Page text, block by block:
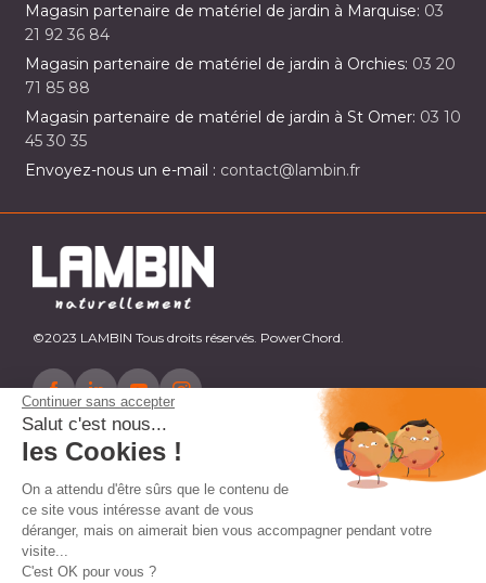
Continuer sans accepter
Salut c'est nous...
les Cookies !
On a attendu d'être sûrs que le contenu de
ce site vous intéresse avant de vous
déranger, mais on aimerait bien vous accompagner pendant votre
visite...
C'est OK pour vous ?
Magasin partenaire de matériel de jardin à Marquise: 03
21 92 36 84
Magasin partenaire de matériel de jardin à Orchies: 03 20
71 85 88
Magasin partenaire de matériel de jardin à St Omer: 03 10
45 30 35
Envoyez-nous un e-mail : contact@lambin.fr
©2023 LAMBIN Tous droits réservés. PowerChord.